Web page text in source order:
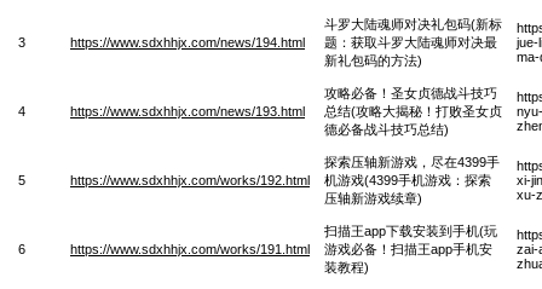
3 https://www.sdxhhjx.com/news/194.html
斗罗大陆魂师对决礼包码(新标
题：获取斗罗大陆魂师对决最
新礼包码的方法)
jue-
ma-
4 https://www.sdxhhjx.com/news/193.html
攻略必备！圣女贞德战斗技巧
总结(攻略大揭秘！打败圣女贞
德必备战斗技巧总结)
5 https://www.sdxhhjx.com/works/192.html
探索压轴新游戏，尽在4399手
机游戏(4399手机游戏：探索
压轴新游戏续章)
xi-
xu-
6 https://www.sdxhhjx.com/works/191.html
扫描王app下载安装到手机(玩
游戏必备！扫描王app手机安
装教程)
zai-